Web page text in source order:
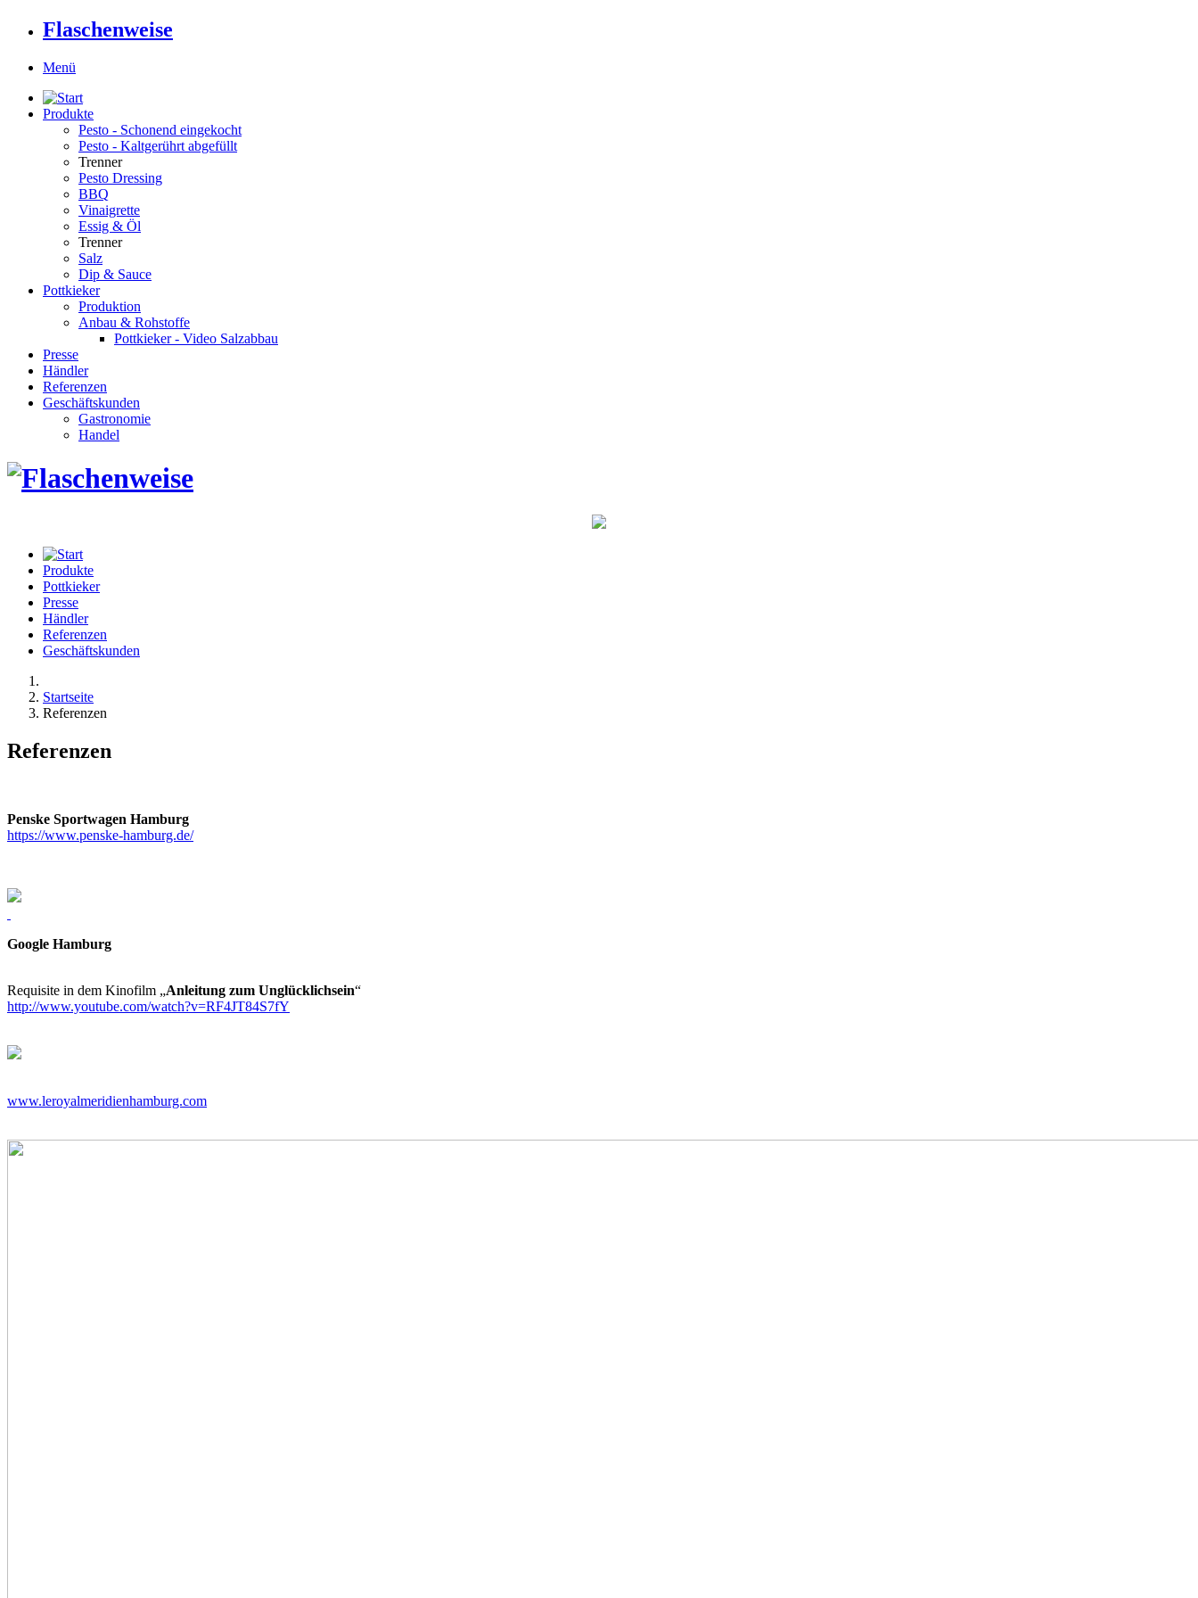
Flaschenweise
Menü
Produkte
Pesto - Schonend eingekocht
Pesto - Kaltgerührt abgefüllt
Trenner
Pesto Dressing
BBQ
Vinaigrette
Essig & Öl
Trenner
Salz
Dip & Sauce
Pottkieker
Produktion
Anbau & Rohstoffe
Pottkieker - Video Salzabbau
Presse
Händler
Referenzen
Geschäftskunden
Gastronomie
Handel
Produkte
Pottkieker
Presse
Händler
Referenzen
Geschäftskunden
Startseite
Referenzen
Referenzen
Penske Sportwagen Hamburg
https://www.penske-hamburg.de/
Google Hamburg
Requisite in dem Kinofilm „Anleitung zum Unglücklichsein“
http://www.youtube.com/watch?v=RF4JT84S7fY
www.leroyalmeridienhamburg.com